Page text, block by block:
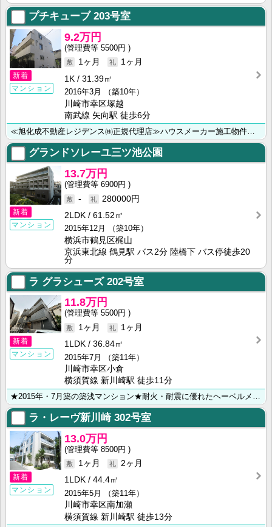
プチキューブ 203号室
新着
マンション
9.2万円
5500円
1ヶ月
1ヶ月
1K
31.39㎡
2016年3月
（築10年）
川崎市幸区塚越
南武線 矢向駅 徒歩6分
グランドソレーユ三ツ池公園
新着
マンション
13.7万円
6900円
-
280000円
2LDK
61.52㎡
2015年12月
（築10年）
横浜市鶴見区梶山
京浜東北線 鶴見駅 バス2分 陸橋下 バス停徒歩20
分
ラ グラシューズ202号室
新着
マンション
11.8万円
5500円
1ヶ月
1ヶ月
1LDK
36.84㎡
2015年7月
（築11年）
川崎市幸区小倉
横須賀線 新川崎駅 徒歩11分
★2015年・7月築の築浅マンション★耐火・耐震に優れたヘーベルメゾン★オートロック・ＢＳ・南向き★･･･
ラ・レーヴ新川崎302号室
新着
マンション
13.0万円
8500円
1ヶ月
2ヶ月
1LDK
44.4㎡
2015年5月
（築11年）
川崎市幸区南加瀬
横須賀線 新川崎駅 徒歩13分